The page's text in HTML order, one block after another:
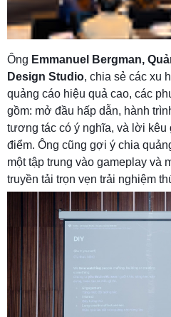
Ông Emmanuel Bergman,
Design Studio, chia sẻ các xu
quảng cáo hiệu quả cao, các
gồm: mở đầu hấp dẫn, hành
tương tác có ý nghĩa, và lời kêu
điểm. Ông cũng gợi ý chia
một tập trung vào gameplay và
truyền tải trọn vẹn trải nghiệm